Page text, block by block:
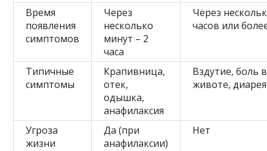
Время
появления
симптомов
Через
несколько
минут – 2
часа
Через
часов или
Типичные
симптомы
Крапивница,
отек,
одышка,
анафилаксия
Вздутие, боль в
животе, диарея
Угроза
жизни
Да (при
анафилаксии)
Нет